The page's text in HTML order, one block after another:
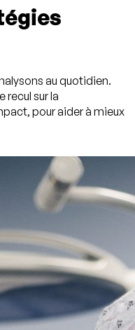
au quotidien.
recul sur la
pour aider à mieux